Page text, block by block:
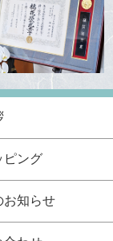
ピング
お知らせ